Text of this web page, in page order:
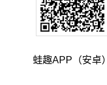
蛙趣APP（安卓）